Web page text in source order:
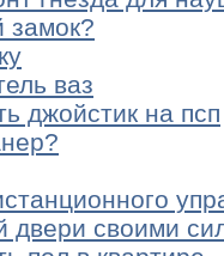
замок?
ваз
джойстик на псп
двери своими